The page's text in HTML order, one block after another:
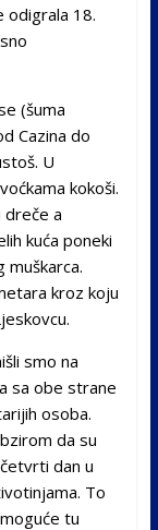
odigrala 18.
(šuma
Cazina do
U
kokoši.
dreče a
kuća poneki
kroz koju
smo na
sa obe strane
osoba.
da su
dan u
To
tu